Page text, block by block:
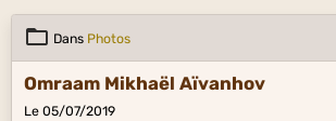
Dans Photos
Omraam Mikhaël Aïvanhov
Le 05/07/2019